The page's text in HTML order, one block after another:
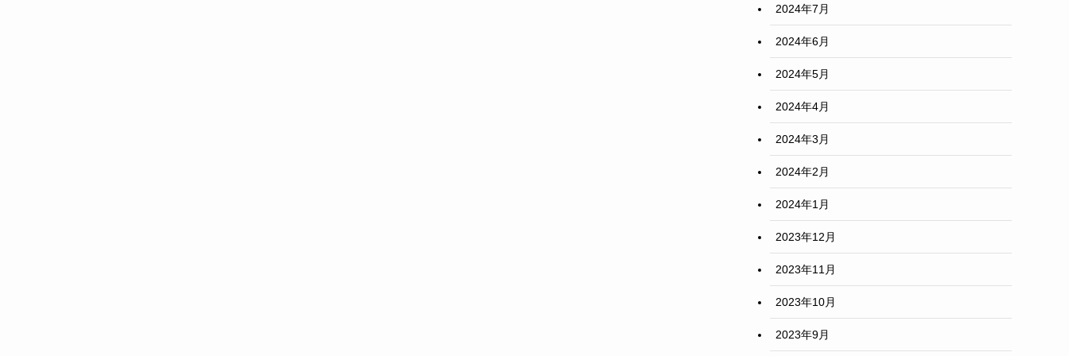
2024年7月
2024年6月
2024年5月
2024年4月
2024年3月
2024年2月
2024年1月
2023年12月
2023年11月
2023年10月
2023年9月